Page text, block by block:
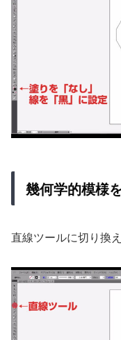
幾何学的模様
直線ツールに切り換え